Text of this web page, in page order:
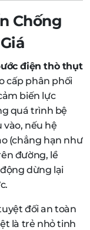
Chống
điện thò thụt
cấp phân phối
biến lực
quá trình bệ
vào, nếu hệ
(chẳng hạn như
đường, lề
dừng lại
đối an toàn
là trẻ nhỏ tinh